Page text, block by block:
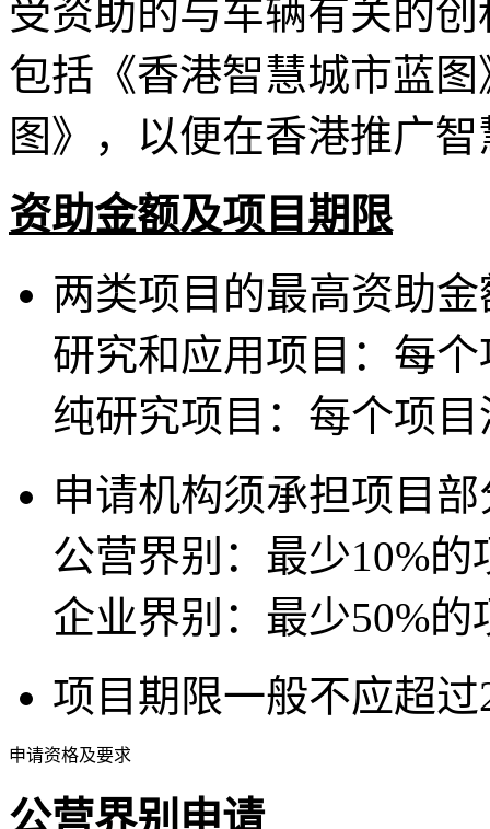
受资助的与车辆有关的
包括《香港智慧城市蓝
图》，以便在香港推广
资助金额及项目期限
两类项目的最高资助
研究和应用项目：每
纯研究项目：每个项
申请机构须承担项目
公营界别：最少10%的
企业界别：最少50%的
项目期限一般不应超过
申请资格及要求
公营界别申请